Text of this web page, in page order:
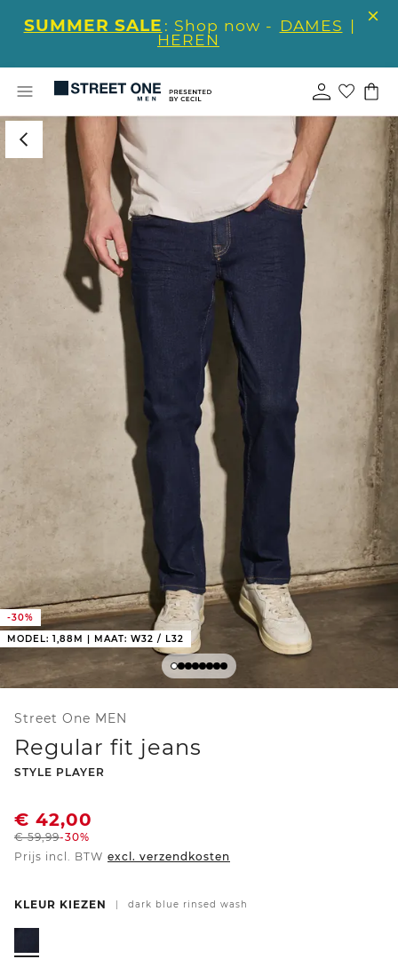
SUMMER SALE : Shop now - DAMES |
HEREN
-30%
MODEL: 1,88M | MAAT: W32 / L32
Street One MEN
Regular fit jeans
-
STYLE PLAYER
€ 42,00
€59,99-30%
Prijs incl. BTW excl. verzendkosten
KLEUR KIEZEN dark blue rinsed wash